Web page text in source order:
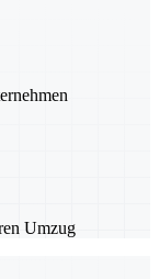
Umzug